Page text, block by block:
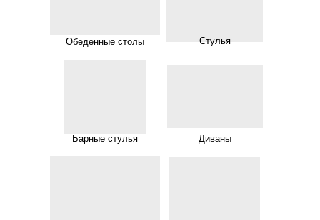
Обеденные столы Стулья
Барные стулья Диваны